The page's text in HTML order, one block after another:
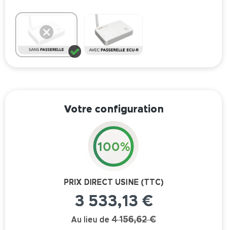
Votre configuration
100%
PRIX DIRECT USINE (TTC)
3 533,13 €
Au lieu de 4 156,62 €